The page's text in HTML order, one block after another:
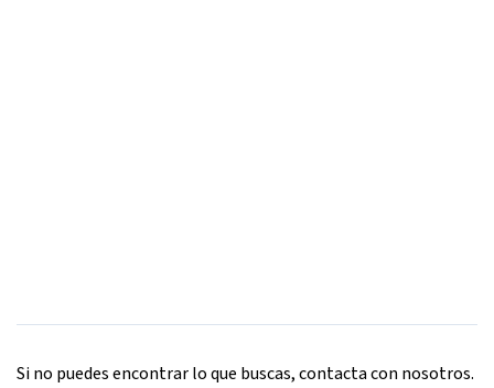
Si no puedes encontrar lo que buscas, contacta con nosotros.